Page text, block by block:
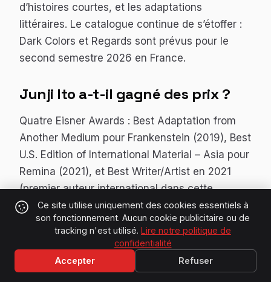
d’histoires courtes, et les adaptations
littéraires. Le catalogue continue de s’étoffer :
Dark Colors et Regards sont prévus pour le
second semestre 2026 en France.
Junji Ito a-t-il gagné des prix ?
Quatre Eisner Awards : Best Adaptation from
Another Medium pour Frankenstein (2019), Best
U.S. Edition of International Material – Asia pour
Remina (2021), et Best Writer/Artist en 2021
(premier auteur international dans cette
catégorie), et Best U.S. Edition of International
Material – Asia pour Lovesickness(2022). Il a
été intronisé au Will Eisner Comic Awards Hall
of Fame au San Diego Comic-Con en juillet
2025.
Ce site utilise uniquement des cookies essentiels à
son fonctionnement. Aucun cookie publicitaire ou de
tracking n'est utilisé. Lire notre politique de
confidentialité
Accepter
Refuser